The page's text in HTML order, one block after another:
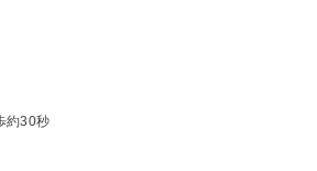
約30秒